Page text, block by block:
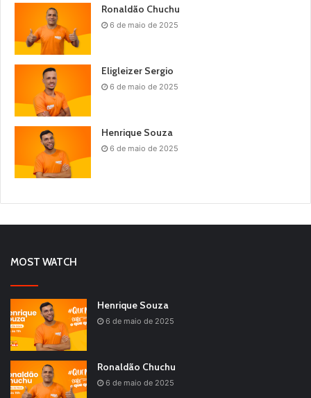
Ronaldão Chuchu
6 de maio de 2025
Eligleizer Sergio
6 de maio de 2025
Henrique Souza
6 de maio de 2025
MOST WATCH
Henrique Souza
6 de maio de 2025
Ronaldão Chuchu
6 de maio de 2025